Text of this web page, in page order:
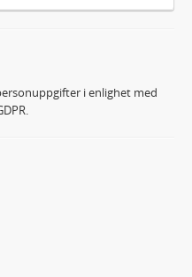
i enlighet med